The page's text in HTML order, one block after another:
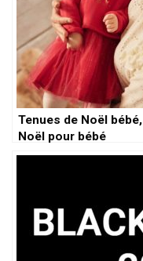
Tenues de Noël
Noël pour bébé